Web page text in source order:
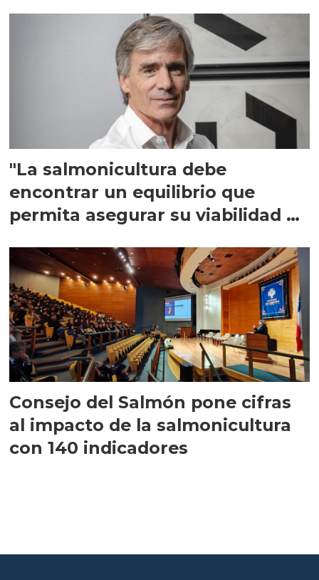
"La salmonicultura debe
encontrar un equilibrio que
permita asegurar su viabilidad de
Consejo del Salmón pone cifras
al impacto de la salmonicultura
con 140 indicadores